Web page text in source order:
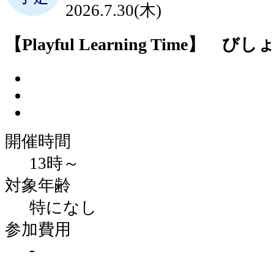
2026.7.30(木)
【Playful Learning Time】 びし
開催時間
13時～
対象年齢
特になし
参加費用
-